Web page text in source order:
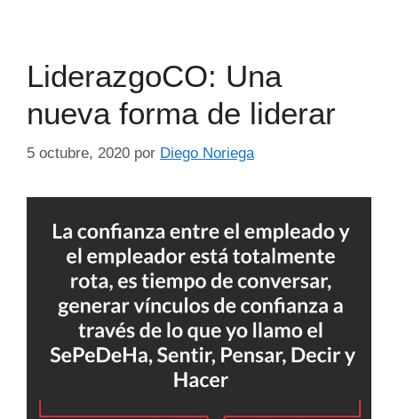
LiderazgoCO: Una
nueva forma de liderar
5 octubre, 2020 por Diego Noriega